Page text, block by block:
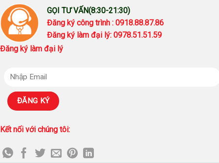
GỌI TƯ VẤN(8:30-21:30)
Đăng ký công trình : 0918.88.87.86
Đăng ký làm đại lý: 0978.51.51.59
Đăng ký làm đại lý
Kết nối với chúng tôi: